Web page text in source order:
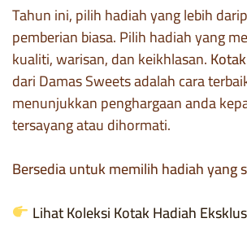
Tahun ini, pilih hadiah yang lebih
pemberian biasa. Pilih hadiah yang
kualiti, warisan, dan keikhlasan.
dari Damas Sweets adalah cara
menunjukkan penghargaan anda
tersayang atau dihormati.
Bersedia untuk memilih hadiah yang
Lihat Koleksi Kotak Hadiah